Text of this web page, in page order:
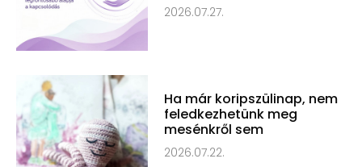
2026.07.27.
Ha már koripszülinap, nem
feledkezhetünk meg
mesénkről sem
2026.07.22.